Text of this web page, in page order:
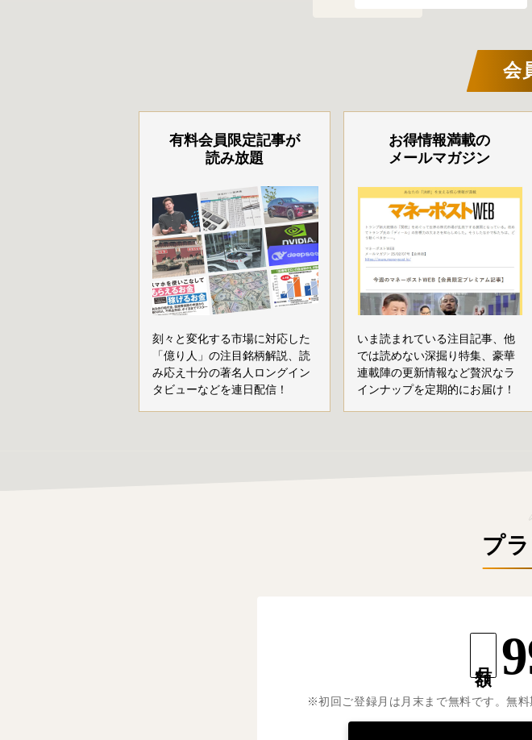
会
有料会員限定記事が
読み放題
刻々と変化する市場に対応した
「億り人」の注目銘柄解説、読
み応え十分の著名人ロングイン
タビューなどを連日配信！
お得情報満載の
メールマガジン
いま読まれている注目記事、他
では読めない深掘り特集、豪華
連載陣の更新情報など贅沢なラ
インナップを定期的にお届け！
プ
※初回ご登録月は月末まで無料です。無